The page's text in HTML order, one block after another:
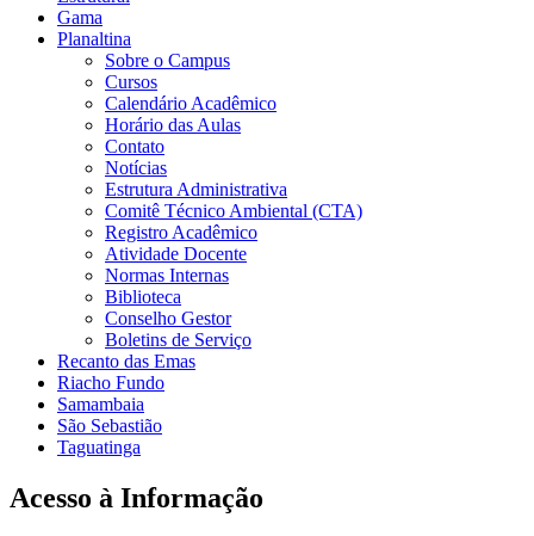
Gama
Planaltina
Sobre o Campus
Cursos
Calendário Acadêmico
Horário das Aulas
Contato
Notícias
Estrutura Administrativa
Comitê Técnico Ambiental (CTA)
Registro Acadêmico
Atividade Docente
Normas Internas
Biblioteca
Conselho Gestor
Boletins de Serviço
Recanto das Emas
Riacho Fundo
Samambaia
São Sebastião
Taguatinga
Acesso à Informação